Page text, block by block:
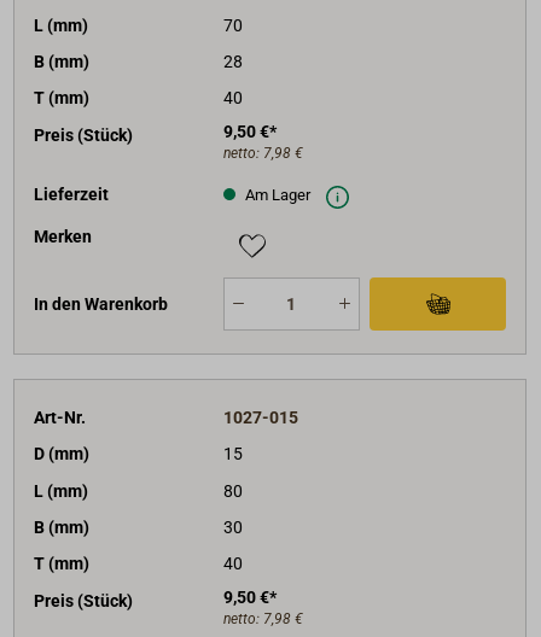
L (mm)
70
B (mm)
28
T (mm)
40
Preis (Stück)
9,50 €*
netto: 7,98 €
Lieferzeit Am Lager
Merken
In den Warenkorb
Art-Nr.
1027-015
D (mm)
15
L (mm)
80
B (mm)
30
T (mm)
40
Preis (Stück)
9,50 €*
netto: 7,98 €